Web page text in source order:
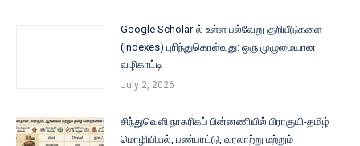
Google Scholar-ல் உள்ள பல்வேறு குறியீடுகளை
(Indexes) புரிந்துகொள்வது: ஒரு முழுமையான
வழிகாட்டி
July 2, 2026
சிந்துவெளி நாகரிகப் பின்னணியில் பிராகுயி-தமிழ்
மொழியியல், பண்பாட்டு, வரலாற்று மற்றும்